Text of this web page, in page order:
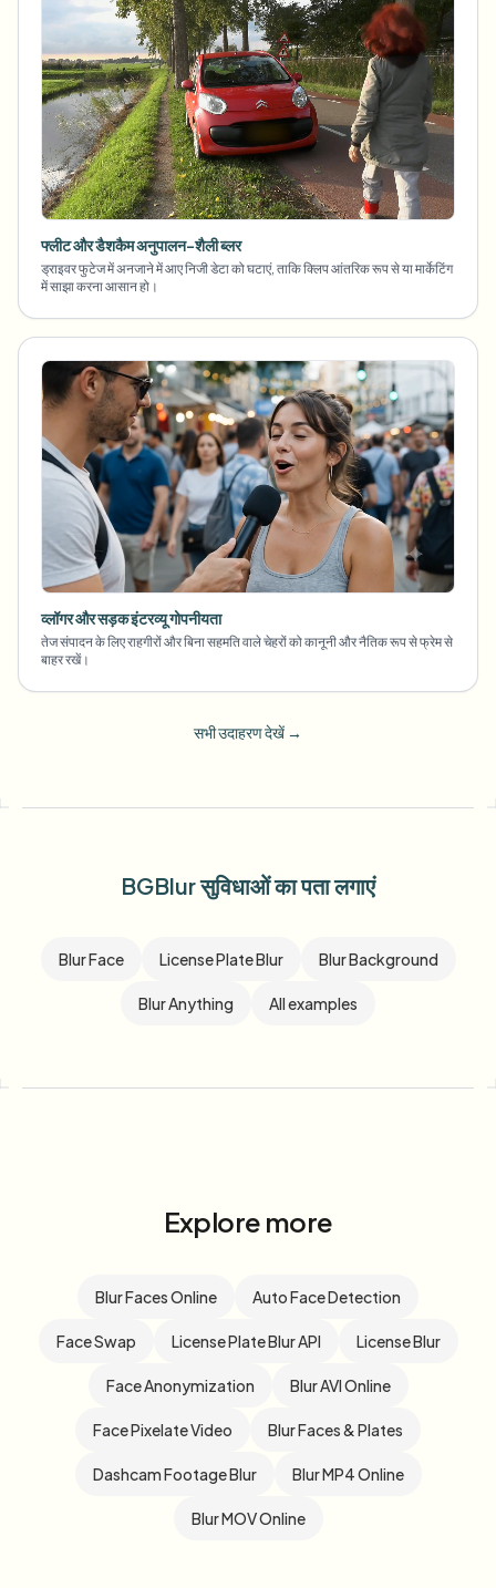
फ्लीट और डैशकैम अनुपालन-शैली ब्लर
ड्राइवर फुटेज में अनजाने में आए निजी डेटा को घटाएं, ताकि क्लिप आंतरिक रूप से या मार्केटिंग
में साझा करना आसान हो।
व्लॉगर और सड़क इंटरव्यू गोपनीयता
तेज संपादन के लिए राहगीरों और बिना सहमति वाले चेहरों को कानूनी और नैतिक रूप से फ्रेम से
बाहर रखें।
सभी उदाहरण देखें →
BGBlur सुविधाओं का पता लगाएं
Blur Face License Plate Blur Blur Background
Blur Anything All examples
Explore more
Blur Faces Online Auto Face Detection
Face Swap License Plate Blur API License Blur
Face Anonymization Blur AVI Online
Face Pixelate Video Blur Faces & Plates
Dashcam Footage Blur Blur MP4 Online
Blur MOV Online